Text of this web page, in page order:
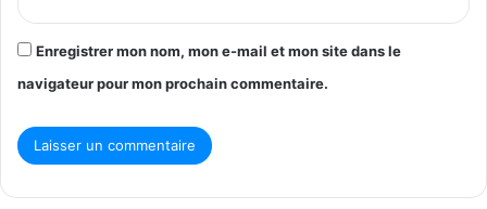
Enregistrer mon nom, mon e-mail et mon site dans le
navigateur pour mon prochain commentaire.